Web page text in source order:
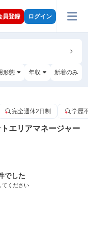
員登録 ログイン
形態 年収 新着のみ
完全週休2日制 学歴
エリアマネージャー
でした
てください